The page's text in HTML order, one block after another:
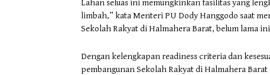
Lahan seluas ini memungkinkan fasilitas yang
limbah,” kata Menteri PU Dody Hanggodo saat
Sekolah Rakyat di Halmahera Barat, belum lama
Dengan kelengkapan readiness criteria dan
pembangunan Sekolah Rakyat di Halmahera